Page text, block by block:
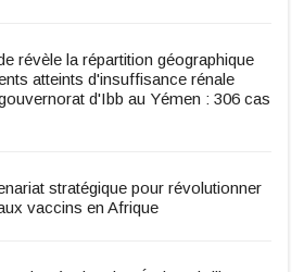
révèle la répartition géographique
atteints d'insuffisance rénale
d'Ibb au Yémen : 306 cas
stratégique pour révolutionner
vaccins en Afrique